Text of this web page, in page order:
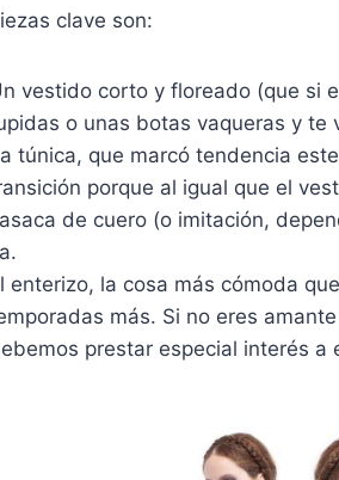
clave son:
vestido corto y floreado (que si
o unas botas vaqueras y te
túnica, que marcó tendencia
porque al igual que el
de cuero (o imitación,
enterizo, la cosa más cómoda
más. Si no eres
prestar especial interés a